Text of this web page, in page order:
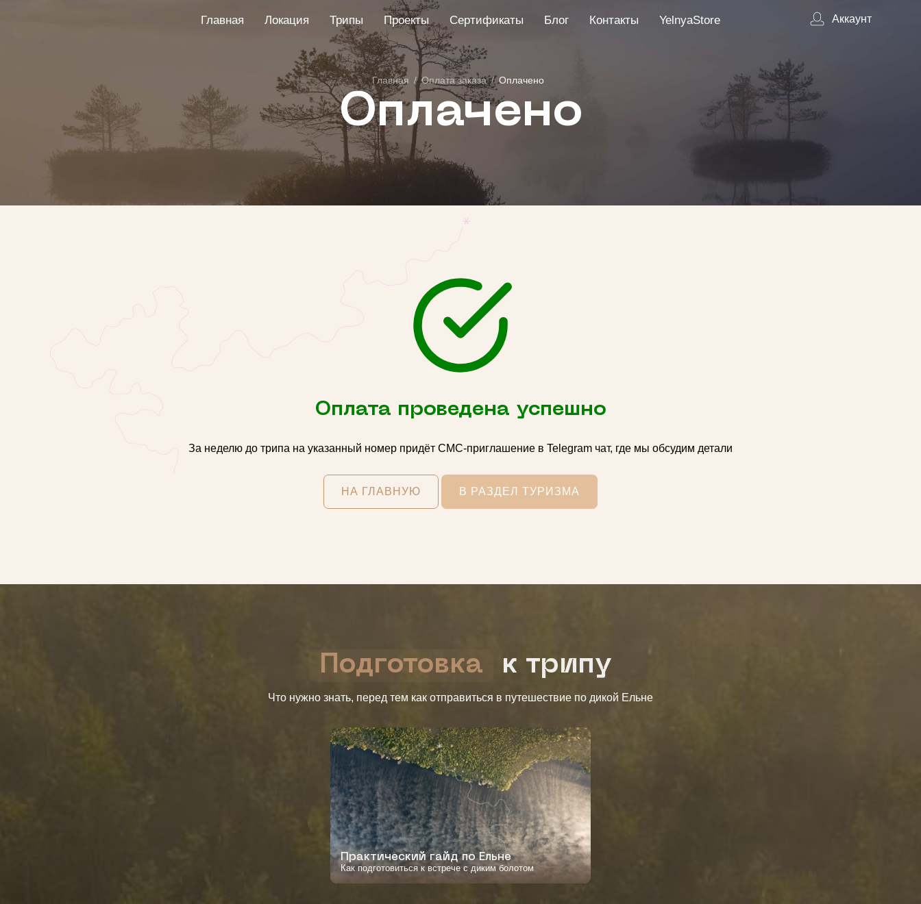
Главная Локация Трипы Проекты Сертификаты Блог Контакты YelnyaStore Аккаунт
Главная / Оплата заказа / Оплачено
Оплачено
Оплата проведена успешно
За неделю до трипа на указанный номер придёт СМС-приглашение в Telegram чат, где мы обсудим детали
НА ГЛАВНУЮ В РАЗДЕЛ ТУРИЗМА
Подготовка к трипу
Что нужно знать, перед тем как отправиться в путешествие по дикой Ельне
Практический гайд по Ельне
Как подготовиться к встрече с диким болотом